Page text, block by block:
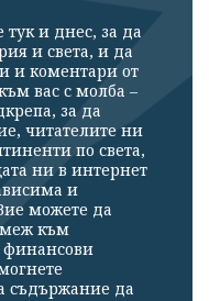
и днес, за да
и света, и да
и коментари от
вас с молба –
за да
читателите ни
по света,
ни в интернет
и
можете да
към
финансови
съдържание да